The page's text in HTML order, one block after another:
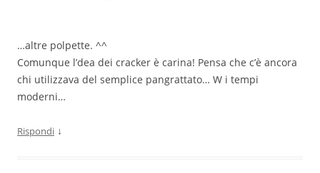
…altre polpette. ^^
Comunque l’dea dei cracker è carina! Pensa che c’è ancora
chi utilizzava del semplice pangrattato… W i tempi
moderni…
Rispondi ↓